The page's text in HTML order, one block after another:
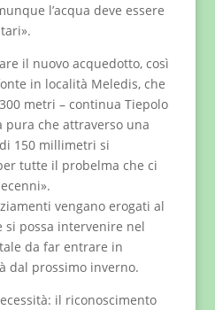
l’acqua deve essere
il nuovo acquedotto, così
in località Meledis, che
metri – continua Tiepolo
pura che attraverso una
150 millimetri si
tutte il probelma che ci
vengano erogati al
si possa intervenire nel
da far entrare in
dal prossimo inverno.
il riconoscimento